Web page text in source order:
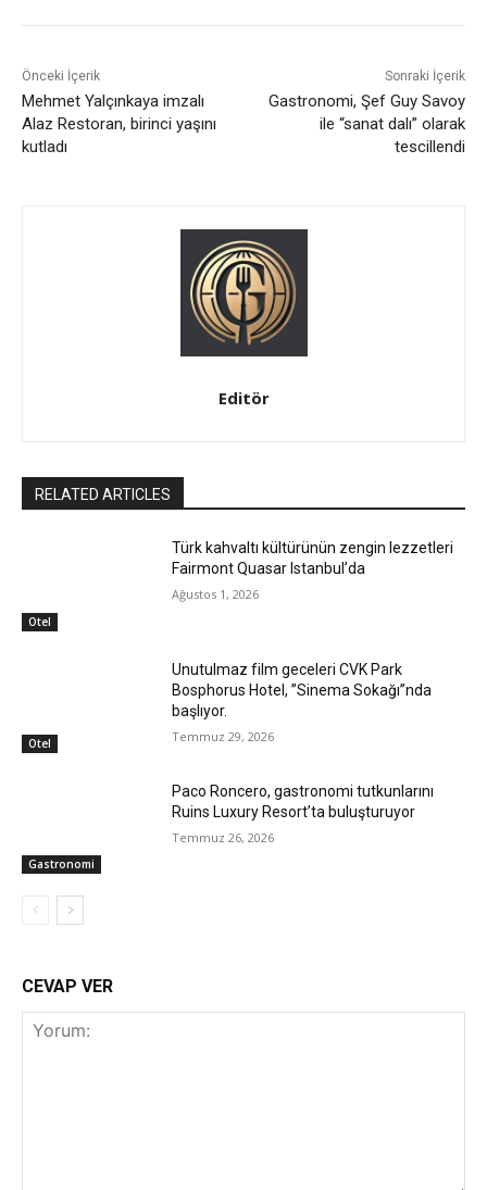
Önceki İçerik
Mehmet Yalçınkaya imzalı
Alaz Restoran, birinci yaşını
kutladı
Sonraki İçerik
Gastronomi, Şef Guy Savoy
ile “sanat dalı” olarak
tescillendi
Editör
RELATED ARTICLES
Otel
Türk kahvaltı kültürünün zengin lezzetleri
Fairmont Quasar Istanbul’da
Ağustos 1, 2026
Otel
Unutulmaz film geceleri CVK Park
Bosphorus Hotel, ”Sinema Sokağı”nda
başlıyor.
Temmuz 29, 2026
Gastronomi
Paco Roncero, gastronomi tutkunlarını
Ruins Luxury Resort’ta buluşturuyor
Temmuz 26, 2026
CEVAP VER